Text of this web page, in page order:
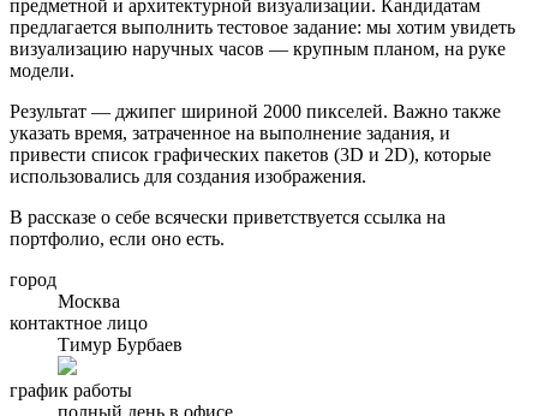
предметной и архитектурной визуализации. Кандидатам
предлагается выполнить тестовое задание: мы хотим увидеть
визуализацию наручных часов — крупным планом, на руке
модели.
Результат — джипег шириной 2000 пикселей. Важно также
указать время, затраченное на выполнение задания, и
привести список графических пакетов (3D и 2D), которые
использовались для создания изображения.
В рассказе о себе всячески приветствуется ссылка на
портфолио, если оно есть.
город
Москва
контактное лицо
Тимур Бурбаев
график работы
полный день в офисе